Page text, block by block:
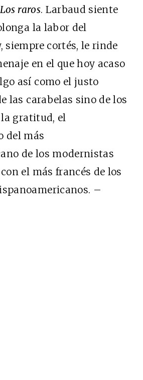
Los raros. Larbaud siente
la labor del
siempre cortés, le rinde
en el que hoy acaso
así como el justo
las carabelas sino de los
gratitud, el
del más
de los modernistas
el más francés de los
–